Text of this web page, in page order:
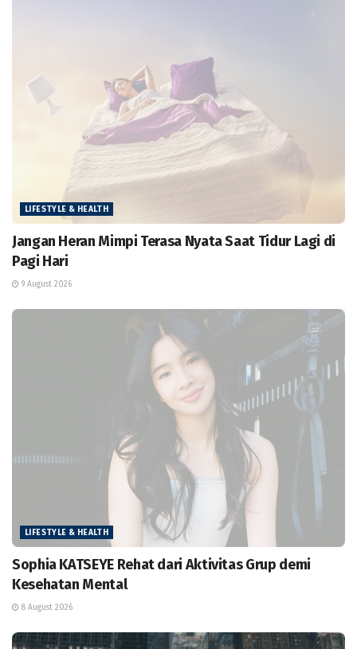
LIFESTYLE & HEALTH
Jangan Heran Mimpi Terasa Nyata Saat Tidur Lagi di
Pagi Hari
9 August 2026
LIFESTYLE & HEALTH
Sophia KATSEYE Rehat dari Aktivitas Grup demi
Kesehatan Mental
8 August 2026